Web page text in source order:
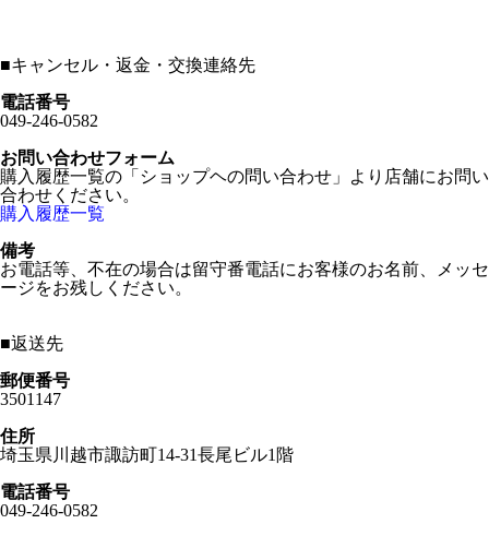
■キャンセル・返金・交換連絡先
電話番号
049-246-0582
お問い合わせフォーム
購入履歴一覧の「ショップヘの問い合わせ」より店舗にお問い
合わせください。
購入履歴一覧
備考
お電話等、不在の場合は留守番電話にお客様のお名前、メッセ
ージをお残しください。
■返送先
郵便番号
3501147
住所
埼玉県川越市諏訪町14-31長尾ビル1階
電話番号
049-246-0582